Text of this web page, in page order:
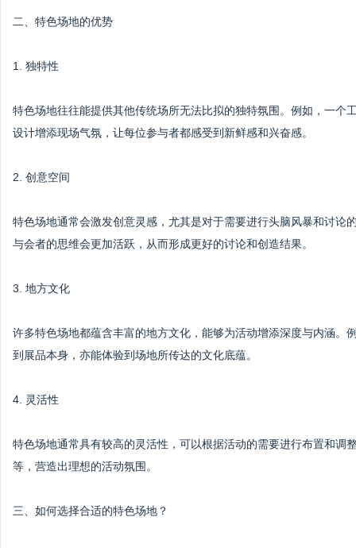
二、特色场地的优势
1. 独特性
特色场地往往能提供其他传统场所无法比拟的独特氛围。例如，一个
设计增添现场气氛，让每位参与者都感受到新鲜感和兴奋感。
2. 创意空间
特色场地通常会激发创意灵感，尤其是对于需要进行头脑风暴和讨论
与会者的思维会更加活跃，从而形成更好的讨论和创造结果。
3. 地方文化
许多特色场地都蕴含丰富的地方文化，能够为活动增添深度与内涵。
到展品本身，亦能体验到场地所传达的文化底蕴。
4. 灵活性
特色场地通常具有较高的灵活性，可以根据活动的需要进行布置和调
等，营造出理想的活动氛围。
三、如何选择合适的特色场地？